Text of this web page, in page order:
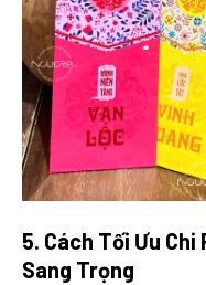
5. Cách Tối Ưu Chi
Sang Trọng